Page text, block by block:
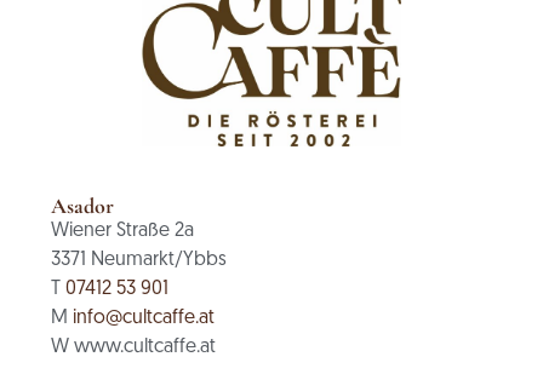
Asador
Wiener Straße 2a
3371 Neumarkt/Ybbs
T07412 53 901
M info@cultcaffe.at
W www.cultcaffe.at